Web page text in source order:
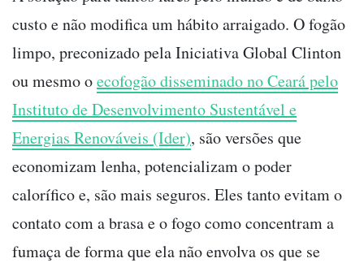
custo e não modifica um hábito arraigado. O fogão
limpo, preconizado pela Iniciativa Global Clinton
ou mesmo oecofogão disseminado no Ceará pelo
Instituto de Desenvolvimento Sustentável e
Energias Renováveis (Ider), são versões que
economizam lenha, potencializam o poder
calorífico e, são mais seguros. Eles tanto evitam o
contato com a brasa e o fogo como concentram a
fumaça de forma que ela não envolva os que se